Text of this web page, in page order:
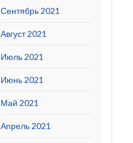
Сентябрь 2021
Август 2021
Июль 2021
Июнь 2021
Май 2021
Апрель 2021